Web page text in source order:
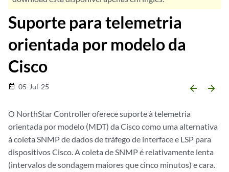
Suporte para telemetria
orientada por modelo da
Cisco
date_range 05-Jul-25 arrow_backward arrow_forward
O NorthStar Controller oferece suporte à telemetria
orientada por modelo (MDT) da Cisco como uma alternativa
à coleta SNMP de dados de tráfego de interface e LSP para
dispositivos Cisco. A coleta de SNMP é relativamente lenta
(intervalos de sondagem maiores que cinco minutos) e cara.